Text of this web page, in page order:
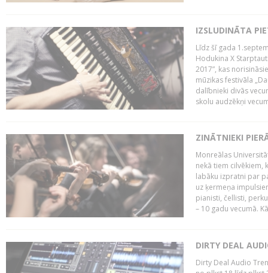
IZSLUDINĀTA
Līdz šī gada
Hodukina X
2017”, kas
mūzikas festivāla
dalībnieki divās
skolu audzēkņi
ZINĀTNIEKI
Monreālas
nekā tiem cilvēkiem,
labāku izpratni par
uz ķermeņa
pianisti, čellisti,
– 10 gadu vecumā.
DIRTY DEAL
Dirty Deal Audio